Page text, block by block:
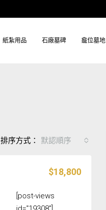
紙紮用品 石廠墓碑 龕位墓地
排序方式： 默認順序
$18,800
[post-views